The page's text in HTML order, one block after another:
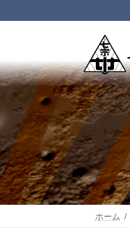
ン
ツ
へ
ッ
プ
ビ
シ
ョ
移
動
ホーム